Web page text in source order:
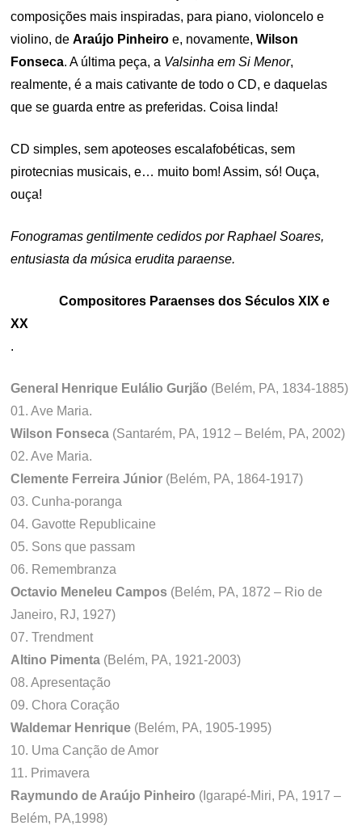
composições mais inspiradas, para piano, violoncelo e
violino, deAraújo Pinheiro e, novamente,Wilson
Fonseca. A última peça, a Valsinha em Si Menor,
realmente, é a mais cativante de todo o CD, e daquelas
que se guarda entre as preferidas. Coisa linda!
CD simples, sem apoteoses escalafobéticas, sem
pirotecnias musicais, e… muito bom! Assim, só! Ouça,
ouça!
Fonogramas gentilmente cedidos por Raphael Soares,
entusiasta da música erudita paraense.
Compositores Paraenses dos Séculos XIX e
XX
.
General Henrique Eulálio Gurjão (Belém, PA, 1834-1885)
01. Ave Maria.
Wilson Fonseca (Santarém, PA, 1912 – Belém, PA, 2002)
02. Ave Maria.
Clemente Ferreira Júnior (Belém, PA, 1864-1917)
03. Cunha-poranga
04. Gavotte Republicaine
05. Sons que passam
06. Remembranza
Octavio Meneleu Campos (Belém, PA, 1872 – Rio de
Janeiro, RJ, 1927)
07. Trendment
Altino Pimenta (Belém, PA, 1921-2003)
08. Apresentação
09. Chora Coração
Waldemar Henrique (Belém, PA, 1905-1995)
10. Uma Canção de Amor
11. Primavera
Raymundo de Araújo Pinheiro (Igarapé-Miri, PA, 1917 –
Belém, PA,1998)